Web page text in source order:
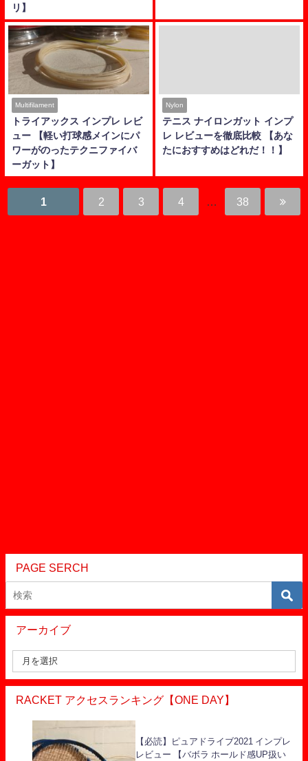
リ】
Multifilament
トライアックス インプレ レビ
ュー 【軽い打球感メインにパ
ワーがのったテクニファイバ
ーガット】
Nylon
テニス ナイロンガット インプ
レ レビューを徹底比較 【あな
たにおすすめはどれだ！！】
1 2 3 4 … 38
PAGE SERCH
アーカイブ
RACKET アクセスランキング【ONE DAY】
【必読】ピュアドライブ2021 インプレ
レビュー 【バボラ ホールド感UP扱い